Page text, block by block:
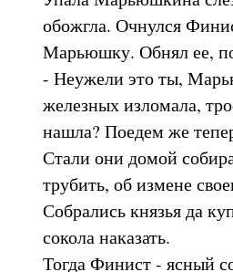
обожгла. Очнулся
Марьюшку. Обнял ее,
- Неужели это ты,
железных изломала,
нашла? Поедем же
Стали они домой
трубить, об измене
Собрались князья да
сокола наказать.
Тогда Финист - ясный